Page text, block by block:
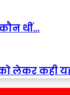
थीं…
लेकर कही